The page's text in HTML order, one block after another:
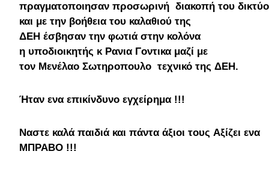
πραγματοποιησαν προσωρινή διακοπή του
και με την βοήθεια του καλαθιού της
ΔΕΗ έσβησαν την φωτιά στην κολόνα
η υποδιοικητής κ Ρανια Γοντικα μαζί με
τον Μενέλαο Σωτηροπουλο τεχνικό της ΔΕΗ.
Ήταν ενα επικίνδυνο εγχείρημα !!!
Ναστε καλά παιδιά και πάντα άξιοι τους Αξίζει ενα
ΜΠΡΑΒΟ !!!